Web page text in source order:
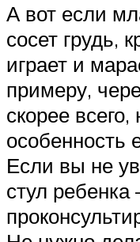
А вот если
сосет грудь,
играет и
примеру,
скорее всего,
особенность
Если вы не
стул ребенка